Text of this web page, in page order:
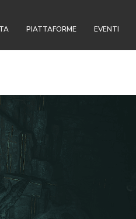
PIATTAFORME EVENTI